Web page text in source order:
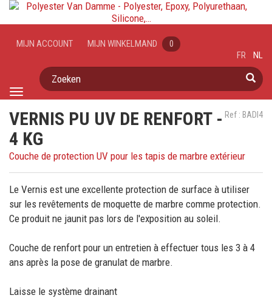
Toggle
MIJN ACCOUNT MIJN WINKELMAND 0
Zoeken
FR NL
Ref : BADI4
VERNIS PU UV DE RENFORT -
4 KG
Couche de protection UV pour les tapis de marbre extérieur
Le Vernis est une excellente protection de surface à utiliser
sur les revêtements de moquette de marbre comme protection.
Ce produit ne jaunit pas lors de l'exposition au soleil.
Couche de renfort pour un entretien à effectuer tous les 3 à 4
ans après la pose de granulat de marbre.
Laisse le système drainant